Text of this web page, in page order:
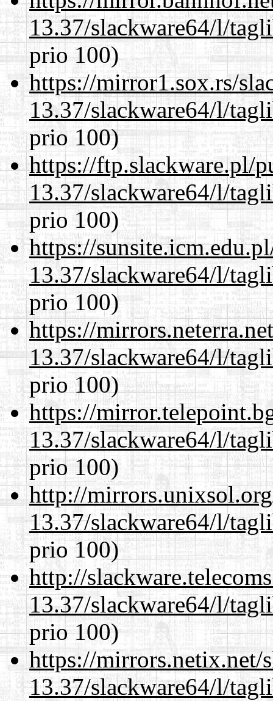
13.37/slackware64/l/
prio 100)
https://mirror1.sox.rs/
13.37/slackware64/l/
prio 100)
https://ftp.slackware.pl/
13.37/slackware64/l/
prio 100)
https://
13.37/slackware64/l/
prio 100)
https://
13.37/slackware64/l/
prio 100)
https://
13.37/slackware64/l/
prio 100)
http://
13.37/slackware64/l/
prio 100)
http://
13.37/slackware64/l/
prio 100)
https://mirrors.netix.net/
13.37/slackware64/l/